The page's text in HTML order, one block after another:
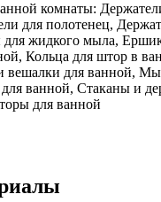
комнаты:
для полотенец,
для жидкого мыла,
Кольца для штор в
вешалки для ванной,
ванной, Стаканы и
для ванной